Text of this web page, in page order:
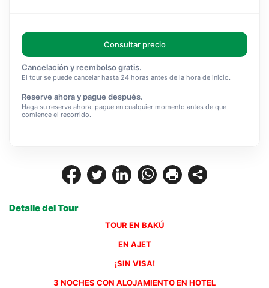
Detalle del Tour
TOUR EN BAKÚ
EN AJET
¡SIN VISA!
3 NOCHES CON ALOJAMIENTO EN HOTEL
Consultar precio
Cancelación y reembolso gratis.
El tour se puede cancelar hasta 24 horas antes de la hora de inicio.
Reserve ahora y pague después.
Haga su reserva ahora, pague en cualquier momento antes de que
comience el recorrido.